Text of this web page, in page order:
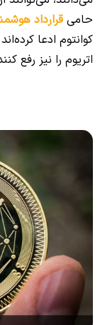
حامی قرارداد
کوانتوم ادعا
اتریوم را نیز رفع